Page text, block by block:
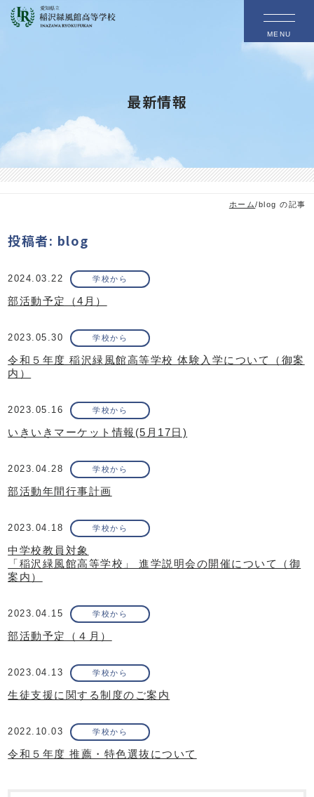
MENU
最新情報
ホーム/blog の記事
投稿者: blog
2024.03.22 学校から
部活動予定（4月）
2023.05.30 学校から
令和５年度 稲沢緑風館高等学校 体験入学について（御案
内）
2023.05.16 学校から
いきいきマーケット情報(5月17日)
2023.04.28 学校から
部活動年間行事計画
2023.04.18 学校から
中学校教員対象
「稲沢緑風館高等学校」 進学説明会の開催について（御
案内）
2023.04.15 学校から
部活動予定（４月）
2023.04.13 学校から
生徒支援に関する制度のご案内
2022.10.03 学校から
令和５年度 推薦・特色選抜について